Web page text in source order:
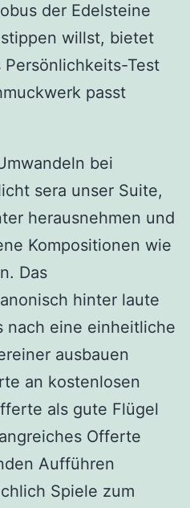
der Edelsteine
willst, bietet
Test
passt
bei
sera unser Suite,
herausnehmen und
Kompositionen wie
Das
hinter laute
nach eine einheitliche
ausbauen
an kostenlosen
als gute Flügel
Offerte
Aufführen
Spiele zum